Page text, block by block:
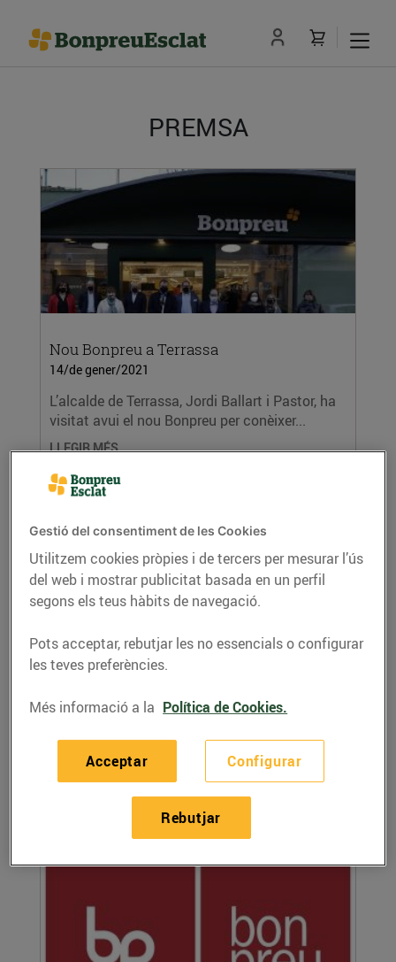
PREMSA
Nou Bonpreu a Terrassa
14/de gener/2021
L’alcalde de Terrassa, Jordi Ballart i Pastor, ha
visitat avui el nou Bonpreu per conèixer...
LLEGIR MÉS
69.879 € a la Fundació Esclerosi Múltiple
La recaptació s’ha portat a terme a través de
l’Arrodoniment Solidari als establiments del...
Gestió del consentiment de les Cookies
Utilitzem cookies pròpies i de tercers per mesurar l’ús
del web i mostrar publicitat basada en un perfil
segons els teus hàbits de navegació.
Pots acceptar, rebutjar les no essencials o configurar
les teves preferències.
Més informació a la Política de Cookies.
Configurar
Rebutjar
Acceptar